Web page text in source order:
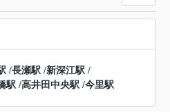
/長瀬駅 /新深江駅 /
駅 /高井田中央駅 /今里駅